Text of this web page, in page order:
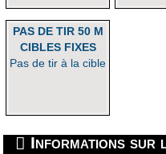
PAS DE TIR 50 M
CIBLES FIXES
Pas de tir à la cible
Informations sur